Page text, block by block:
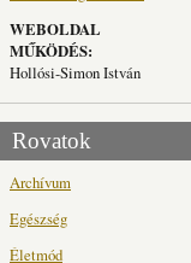
WEBOLDAL
MŰKÖDÉS:
Hollósi-Simon István
Rovatok
Archívum
Egészség
Életmód